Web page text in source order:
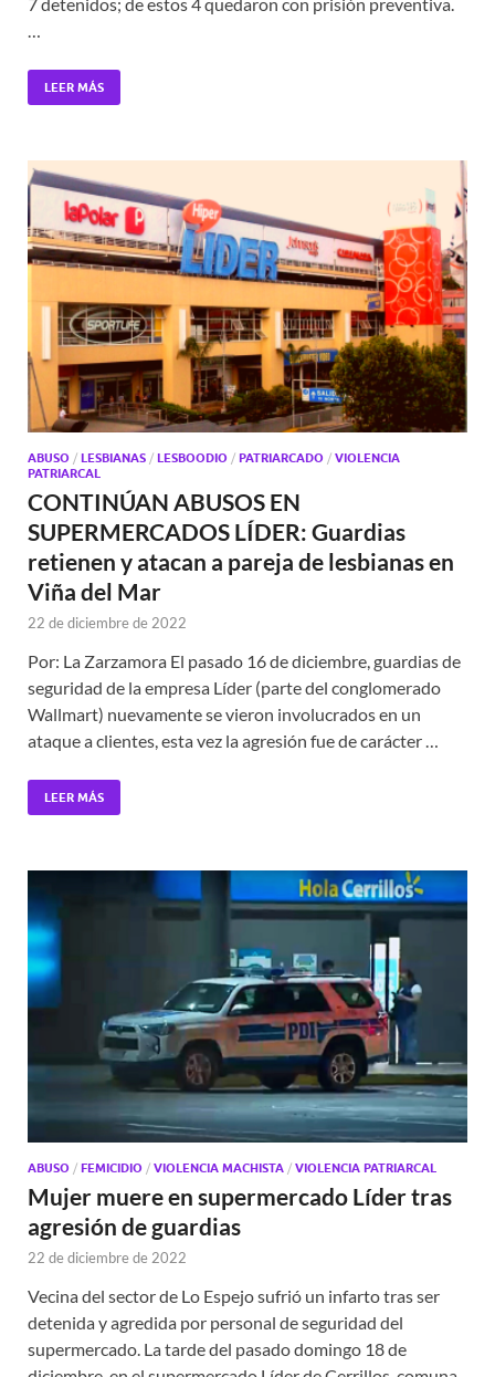
LEER MÁS
ABUSO / LESBIANAS / LESBOODIO / PATRIARCADO / VIOLENCIA
PATRIARCAL
CONTINÚAN ABUSOS EN
SUPERMERCADOS LÍDER: Guardias
retienen y atacan a pareja de lesbianas en
Viña del Mar
22 de diciembre de 2022
Por: La Zarzamora El pasado 16 de diciembre, guardias de
seguridad de la empresa Líder (parte del conglomerado
Wallmart) nuevamente se vieron involucrados en un
ataque a clientes, esta vez la agresión fue de carácter …
LEER MÁS
ABUSO / FEMICIDIO / VIOLENCIA MACHISTA / VIOLENCIA PATRIARCAL
Mujer muere en supermercado Líder tras
agresión de guardias
22 de diciembre de 2022
Vecina del sector de Lo Espejo sufrió un infarto tras ser
detenida y agredida por personal de seguridad del
supermercado. La tarde del pasado domingo 18 de